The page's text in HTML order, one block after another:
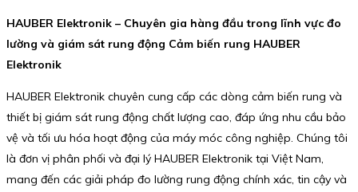
HAUBER Elektronik – Chuyên gia hàng đầu trong lĩnh vực đo
lường và giám sát rung động Cảm biến rung HAUBER
Elektronik
HAUBER Elektronik chuyên cung cấp các dòng cảm biến rung và
thiết bị giám sát rung động chất lượng cao, đáp ứng nhu cầu bảo
vệ và tối ưu hóa hoạt động của máy móc công nghiệp. Chúng tôi
là đơn vị phân phối và đại lý HAUBER Elektronik tại Việt Nam,
mang đến các giải pháp đo lường rung động chính xác, tin cậy và